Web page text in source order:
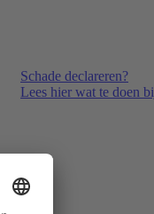
Schade declareren?
Lees hier wat te doen